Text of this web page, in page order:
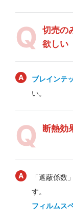
切売の
欲しい
ブレインテ
い。
断熱効
「遮蔽係数
す。
フィルムス